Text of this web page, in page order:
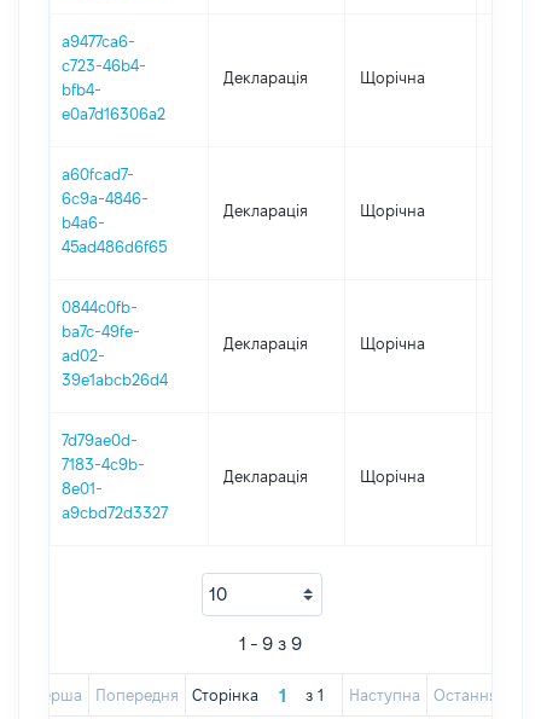
a9477ca6-
c723-46b4-
bfb4-
e0a7d16306a2
Декларація Щорічна
a60fcad7-
6c9a-4846-
b4a6-
45ad486d6f65
Декларація Щорічна
0844c0fb-
ba7c-49fe-
ad02-
39e1abcb26d4
Декларація Щорічна
7d79ae0d-
7183-4c9b-
8e01-
a9cbd72d3327
Декларація Щорічна
1 - 9 з 9
Перша Попередня Сторінка з 1 Наступна Остання